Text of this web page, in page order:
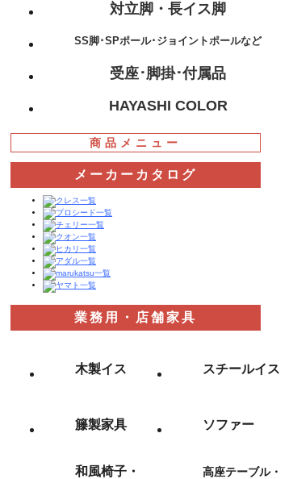
対立脚・長イス脚
SS脚･SPポール･ジョイントポールなど
受座･脚掛･付属品
HAYASHI COLOR
商品メニュー
メーカーカタログ
業務用・店舗家具
木製イス スチールイス
籐製家具 ソファー
和風椅子・
高座テーブル・